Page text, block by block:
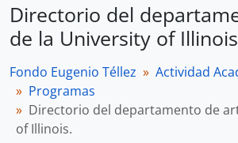
Directorio del
de la University of
Fondo Eugenio Téllez
Actividad
Programas
Directorio del departamento de
of Illinois.